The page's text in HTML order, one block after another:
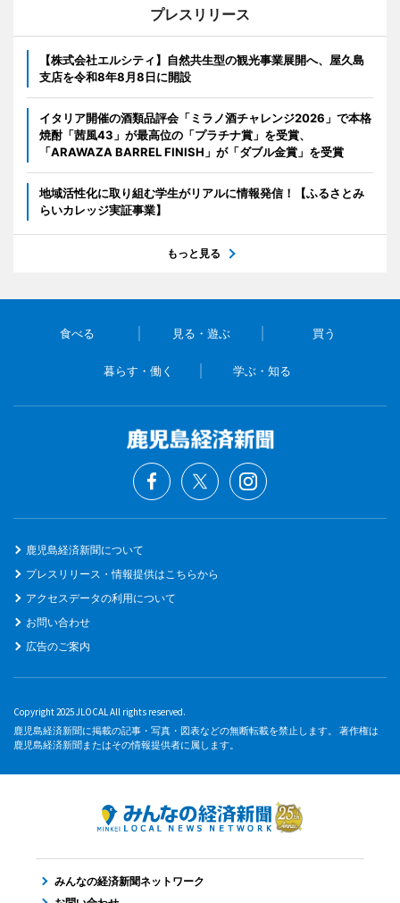
プレスリリース
【株式会社エルシティ】自然共生型の観光事業展開へ、屋久島
支店を令和8年8月8日に開設
イタリア開催の酒類品評会「ミラノ酒チャレンジ2026」で本格
焼酎「茜風43」が最高位の「プラチナ賞」を受賞、
「ARAWAZA BARREL FINISH」が「ダブル金賞」を受賞
地域活性化に取り組む学生がリアルに情報発信！【ふるさとみ
らいカレッジ実証事業】
もっと見る
食べる 見る・遊ぶ 買う
暮らす・働く 学ぶ・知る
鹿児島経済新聞について
プレスリリース・情報提供はこちらから
アクセスデータの利用について
お問い合わせ
広告のご案内
Copyright 2025 JLOCAL All rights reserved.
鹿児島経済新聞に掲載の記事・写真・図表などの無断転載を禁止します。 著作権は
鹿児島経済新聞またはその情報提供者に属します。
みんなの経済新聞ネットワーク